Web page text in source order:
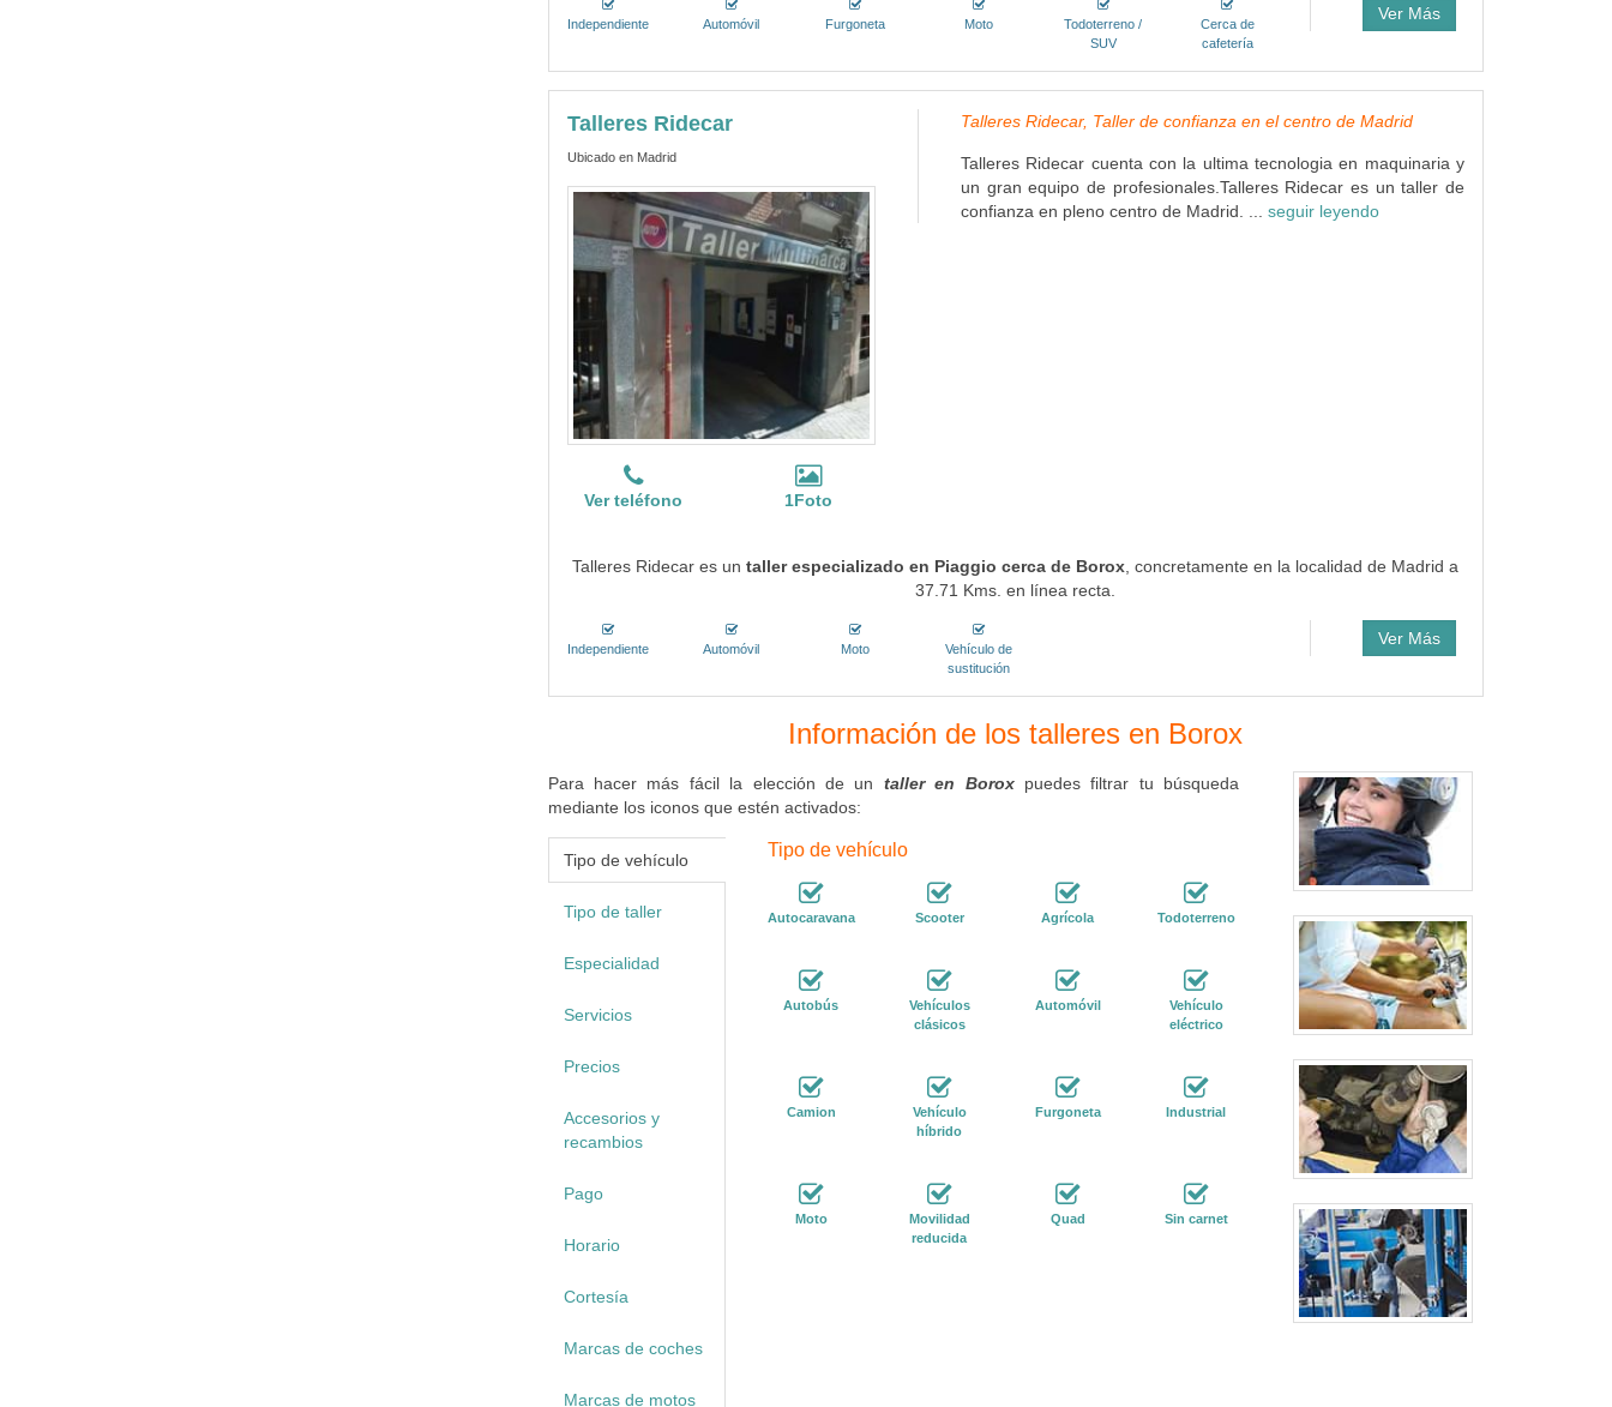
Independiente Automóvil Furgoneta Moto
Todoterreno /
SUV
Cerca de
cafetería
Ver Más
Talleres Ridecar
Ubicado en Madrid
Ver teléfono 1Foto
Talleres Ridecar, Taller de confianza en el centro de Madrid
Talleres Ridecar cuenta con la ultima tecnologia en maquinaria y
un gran equipo de profesionales.Talleres Ridecar es un taller de
confianza en pleno centro de Madrid. ... seguir leyendo
Talleres Ridecar es untaller especializado en Piaggio cerca de Borox , concretamente en la localidad de Madrid a
37.71 Kms. en línea recta.
Independiente Automóvil Moto
Vehículo de
sustitución
Ver Más
Información de los talleres en Borox
Para hacer más fácil la elección de un taller en Boroxpuedes filtrar tu búsqueda
mediante los iconos que estén activados:
Tipo de vehículo
Tipo de taller
Especialidad
Servicios
Precios
Accesorios y
recambios
Pago
Horario
Cortesía
Marcas de coches
Marcas de motos
Tipo de vehículo
Autocaravana Scooter Agrícola Todoterreno
Autobús
Vehículos
clásicos
Automóvil
Vehículo
eléctrico
Camion
Vehículo
híbrido
Furgoneta Industrial
Moto
Movilidad
reducida
Quad Sin carnet